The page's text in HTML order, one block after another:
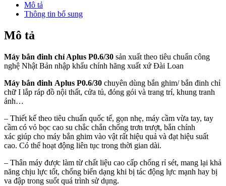
Mô tả
Thông tin bổ sung
Mô tả
Máy bắn đinh chỉ Aplus P0.6/30 sản xuất theo tiêu chuẩn công
nghệ Nhật Bản nhập khẩu chính hãng xuất xứ Đài Loan
Máy bắn đinh Aplus P0.6/30 chuyên dùng bắn ghim/ bắn đinh chỉ
chữ I lắp ráp đồ nội thất, cửa tủ, đóng gói và trang trí, khung tranh
ảnh…
– Thiết kế theo tiêu chuẩn quốc tế, gọn nhẹ, máy cầm vừa tay, tay
cầm có vỏ bọc cao su chắc chắn chống trơn trượt, bắn chính
xác giúp cho máy bắn ghim vào vật rất hiệu quả và đạt hiệu suất
cao. Có thể hoạt động liên tục trong thời gian dài.
– Thân máy được làm từ chất liệu cao cấp chống rỉ sét, mang lại khả
năng chịu lực tốt, chống biến dạng khi bị tác động lực mạnh hay bị
va đập trong suốt quá trình sử dụng.